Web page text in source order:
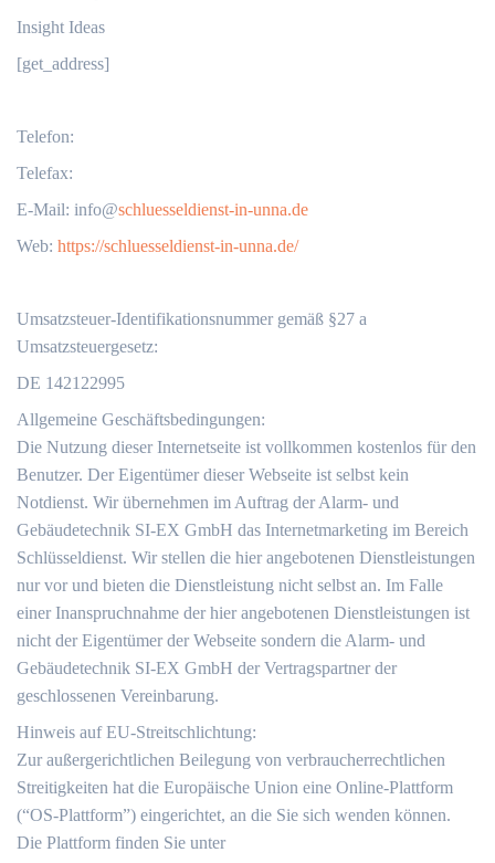
Insight Ideas
[get_address]
Telefon:
Telefax:
‬E-Mail: info@schluesseldienst-in-unna.de
Web: https://schluesseldienst-in-unna.de/
Umsatzsteuer-Identifikationsnummer gemäß §27 a
Umsatzsteuergesetz:
DE 142122995
Allgemeine Geschäftsbedingungen:
Die Nutzung dieser Internetseite ist vollkommen kostenlos für den
Benutzer. Der Eigentümer dieser Webseite ist selbst kein
Notdienst. Wir übernehmen im Auftrag der Alarm- und
Gebäudetechnik SI-EX GmbH das Internetmarketing im Bereich
Schlüsseldienst. Wir stellen die hier angebotenen Dienstleistungen
nur vor und bieten die Dienstleistung nicht selbst an. Im Falle
einer Inanspruchnahme der hier angebotenen Dienstleistungen ist
nicht der Eigentümer der Webseite sondern die Alarm- und
Gebäudetechnik SI-EX GmbH der Vertragspartner der
geschlossenen Vereinbarung.
Hinweis auf EU-Streitschlichtung:
Zur außergerichtlichen Beilegung von verbraucherrechtlichen
Streitigkeiten hat die Europäische Union eine Online-Plattform
(“OS-Plattform”) eingerichtet, an die Sie sich wenden können.
Die Plattform finden Sie unter